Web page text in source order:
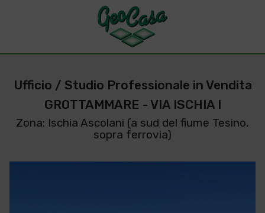
Ufficio / Studio Professionale in Vendita
GROTTAMMARE - VIA ISCHIA I
Zona: Ischia Ascolani (a sud del fiume Tesino,
sopra ferrovia)